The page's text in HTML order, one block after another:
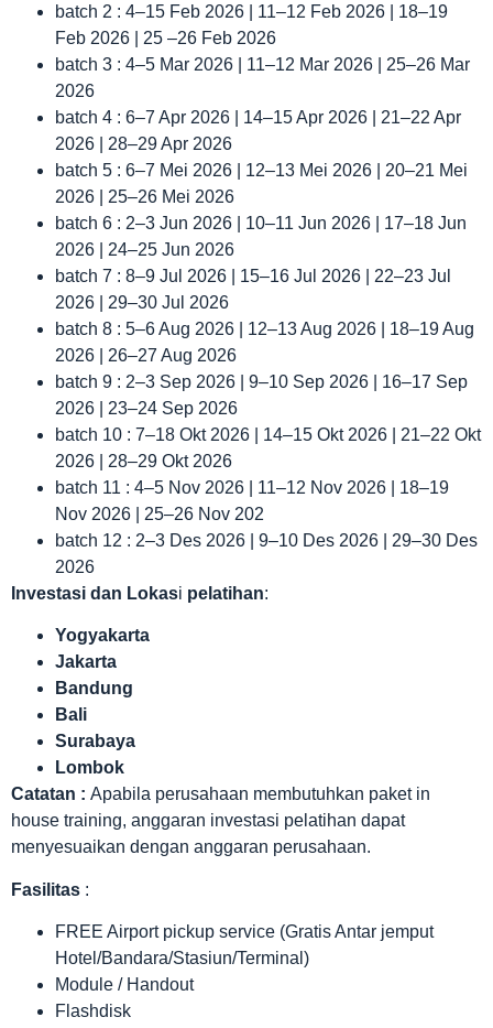
batch 2 : 4–15 Feb 2026 | 11–12 Feb 2026 | 18–19
Feb 2026 | 25 –26 Feb 2026
batch 3 : 4–5 Mar 2026 | 11–12 Mar 2026 | 25–26 Mar
2026
batch 4 : 6–7 Apr 2026 | 14–15 Apr 2026 | 21–22 Apr
2026 | 28–29 Apr 2026
batch 5 : 6–7 Mei 2026 | 12–13 Mei 2026 | 20–21 Mei
2026 | 25–26 Mei 2026
batch 6 : 2–3 Jun 2026 | 10–11 Jun 2026 | 17–18 Jun
2026 | 24–25 Jun 2026
batch 7 : 8–9 Jul 2026 | 15–16 Jul 2026 | 22–23 Jul
2026 | 29–30 Jul 2026
batch 8 : 5–6 Aug 2026 | 12–13 Aug 2026 | 18–19 Aug
2026 | 26–27 Aug 2026
batch 9 : 2–3 Sep 2026 | 9–10 Sep 2026 | 16–17 Sep
2026 | 23–24 Sep 2026
batch 10 : 7–18 Okt 2026 | 14–15 Okt 2026 | 21–22 Okt
2026 | 28–29 Okt 2026
batch 11 : 4–5 Nov 2026 | 11–12 Nov 2026 | 18–19
Nov 2026 | 25–26 Nov 202
batch 12 : 2–3 Des 2026 | 9–10 Des 2026 | 29–30 Des
2026
Investasi dan Lokasi pelatihan:
Yogyakarta
Jakarta
Bandung
Bali
Surabaya
Lombok
Catatan : Apabila perusahaan membutuhkan paket in
house training, anggaran investasi pelatihan dapat
menyesuaikan dengan anggaran perusahaan.
Fasilitas :
FREE Airport pickup service (Gratis Antar jemput
Hotel/Bandara/Stasiun/Terminal)
Module / Handout
Flashdisk